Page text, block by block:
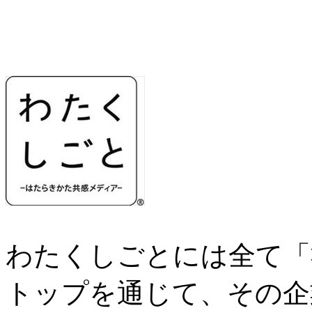
わたくしごとには全て
トップを通じて、その